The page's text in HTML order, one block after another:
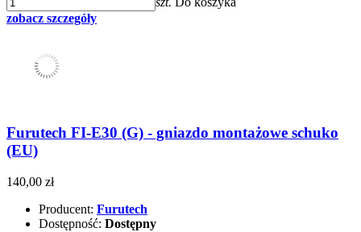
zobacz szczegóły
Furutech FI-E30 (G) - gniazdo montażowe schuko
(EU)
140,00 zł
Producent: Furutech
Dostępność: Dostępny